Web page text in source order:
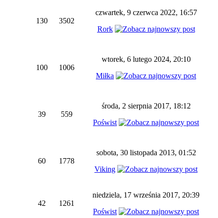
130 3502
czwartek, 9 czerwca 2022, 16:57
Rork
100 1006
wtorek, 6 lutego 2024, 20:10
Miłka
39 559
środa, 2 sierpnia 2017, 18:12
Poświst
60 1778
sobota, 30 listopada 2013, 01:52
Viking
42 1261
niedziela, 17 września 2017, 20:39
Poświst